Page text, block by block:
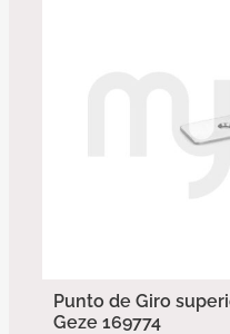
Punto de Giro
Geze 169774